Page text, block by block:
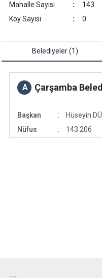
Mahalle Sayısı
:
143
Köy Sayısı
: 0
Belediyeler (1)
A Çarşamba
Başkan
Hüseyin
Nüfus
143.206